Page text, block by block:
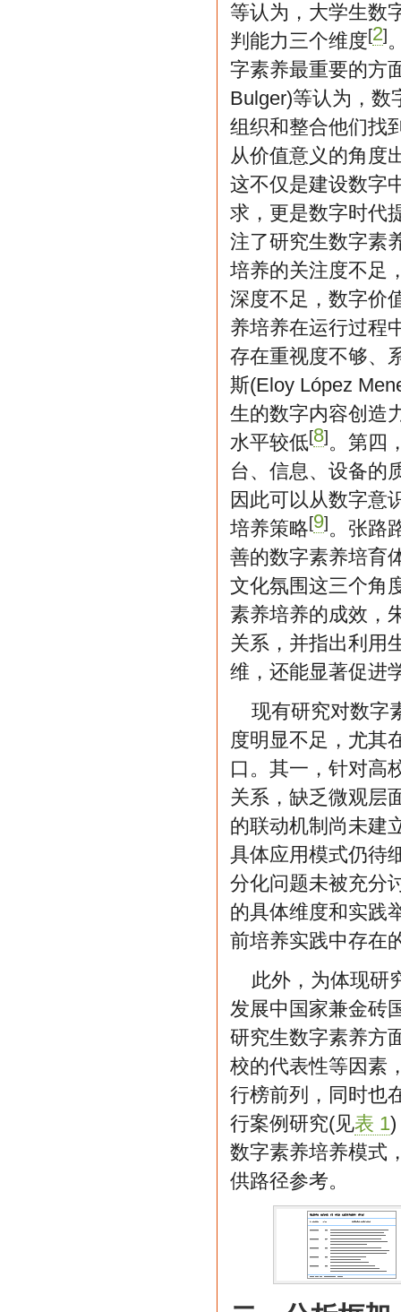
等认为，大学生数
判能力三个维度[2]
字素养最重要的方
Bulger)等认为，数
组织和整合他们找
从价值意义的角度
这不仅是建设数字
求，更是数字时代
注了研究生数字素
培养的关注度不足
深度不足，数字价
养培养在运行过程
存在重视度不够、
斯(Eloy López
生的数字内容创造
水平较低[8]。第四
台、信息、设备的
因此可以从数字意
培养策略[9]。张路
善的数字素养培育
文化氛围这三个角
素养培养的成效，
关系，并指出利用
维，还能显著促进
现有研究对数字
度明显不足，尤其
口。其一，针对高
关系，缺乏微观层
的联动机制尚未建
具体应用模式仍待
分化问题未被充分
的具体维度和实践
前培养实践中存在
此外，为体现研
发展中国家兼金砖
研究生数字素养方
校的代表性等因素
行榜前列，同时也
行案例研究(见表 1)
数字素养培养模式
供路径参考。